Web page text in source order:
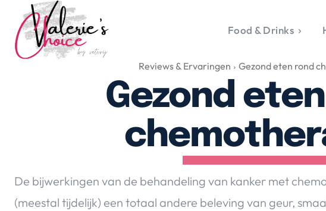
Valerie's Topics
Travel & Culture
Food & Drinks
Happyness &
Lifestyle, Sport &
Duurzaamheid
Gadgets & Tech
Top 5 van Valerie
Health & Beauty
Food & Drinks
Reviews & Ervaringen Gezond eten rond
Gezond
De bijwerkingen van de behandeling van kanker met
(meestal tijdelijk) een totaal andere beleving van geur,